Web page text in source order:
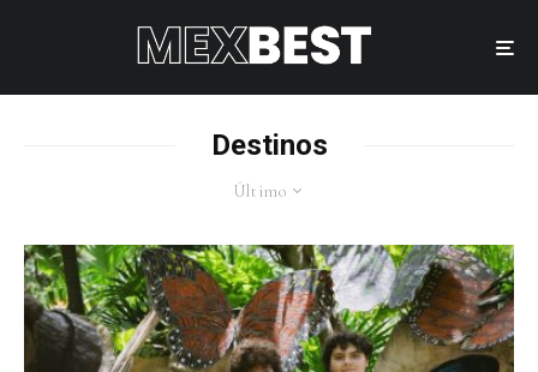
Destinos
Último